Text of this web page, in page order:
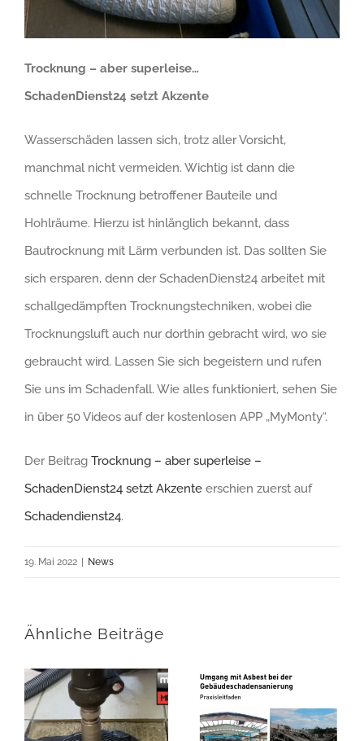
Trocknung – aber superleise…
SchadenDienst24 setzt Akzente
Wasserschäden lassen sich, trotz aller Vorsicht,
manchmal nicht vermeiden. Wichtig ist dann die
schnelle Trocknung betroffener Bauteile und
Hohlräume. Hierzu ist hinlänglich bekannt, dass
Bautrocknung mit Lärm verbunden ist. Das sollten Sie
sich ersparen, denn der SchadenDienst24 arbeitet mit
schallgedämpften Trocknungstechniken, wobei die
Trocknungsluft auch nur dorthin gebracht wird, wo sie
gebraucht wird. Lassen Sie sich begeistern und rufen
Sie uns im Schadenfall. Wie alles funktioniert, sehen Sie
in über 50 Videos auf der kostenlosen APP „MyMonty“.
Der Beitrag Trocknung – aber superleise –
SchadenDienst24 setzt Akzente erschien zuerst auf
Schadendienst24.
19. Mai 2022 News
Ähnliche Beiträge